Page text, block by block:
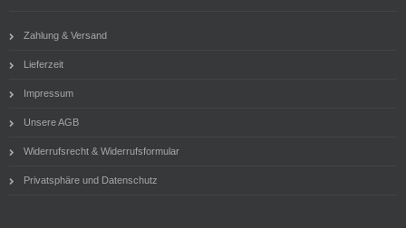
Zahlung & Versand
Lieferzeit
Impressum
Unsere AGB
Widerrufsrecht & Widerrufsformular
Privatsphäre und Datenschutz